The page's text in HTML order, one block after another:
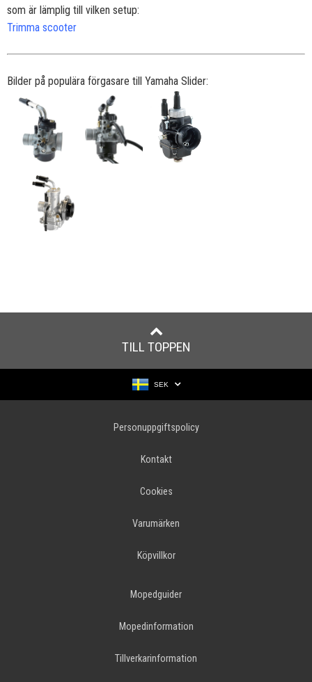
som är lämplig till vilken setup:
Trimma scooter
Bilder på populära förgasare till Yamaha Slider:
TILL TOPPEN
SEK
Personuppgiftspolicy
Kontakt
Cookies
Varumärken
Köpvillkor
Mopedguider
Mopedinformation
Tillverkarinformation